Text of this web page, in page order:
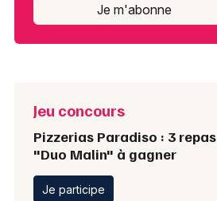
Je m'abonne
Jeu concours
Pizzerias Paradiso : 3 repas
"Duo Malin" à gagner
Je participe